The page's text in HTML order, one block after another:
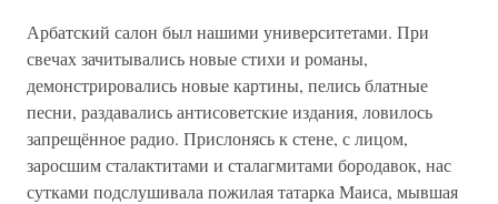
Арбатский салон был нашими университетами. При
свечах зачитывались новые стихи и романы,
демонстрировались новые картины, пелись блатные
песни, раздавались антисоветские издания, ловилось
запрещённое радио. Прислонясь к стене, с лицом,
заросшим сталактитами и сталагмитами бородавок, нас
сутками подслушивала пожилая татарка Маиса, мывшая